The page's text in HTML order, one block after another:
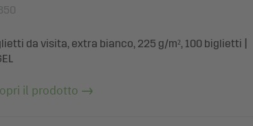
da visita, extra bianco, 225 g/m², 100 biglietti |
il prodotto